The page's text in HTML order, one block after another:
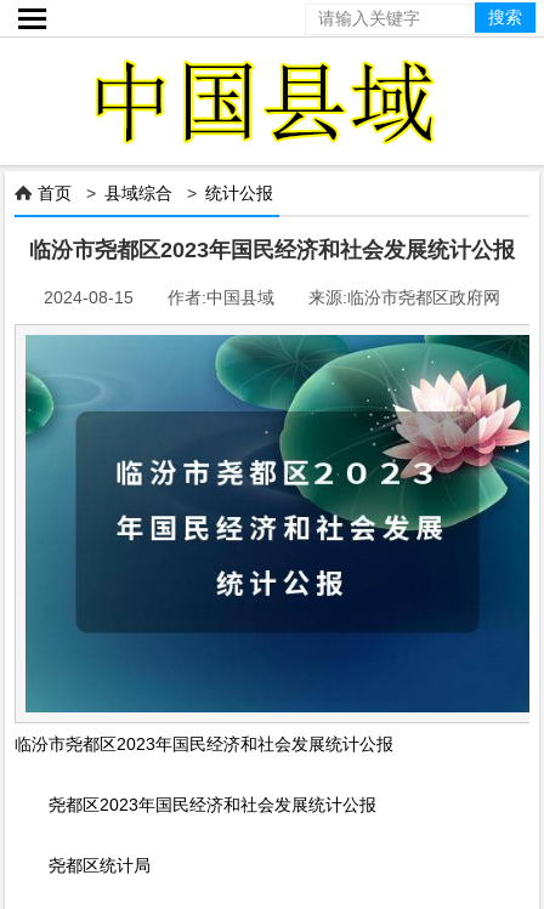

 首页 >县域综合 >统计公报
临汾市尧都区2023年国民经济和社会发展统计公报
2024-08-15 作者:中国县域 来源:临汾市尧都区政府网
临汾市尧都区2023年国民经济和社会发展统计公报
尧都区2023年国民经济和社会发展统计公报
尧都区统计局